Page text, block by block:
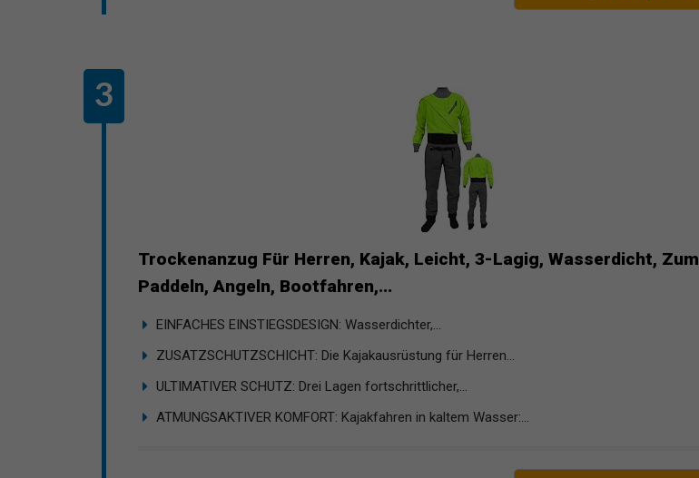
Trockenanzug Für Herren, Kajak, Leicht, 3-Lagig, Wasserdicht, Zum
Paddeln, Angeln, Bootfahren,...
EINFACHES EINSTIEGSDESIGN: Wasserdichter,...
ZUSATZSCHUTZSCHICHT: Die Kajakausrüstung für Herren...
ULTIMATIVER SCHUTZ: Drei Lagen fortschrittlicher,...
ATMUNGSAKTIVER KOMFORT: Kajakfahren in kaltem Wasser:...